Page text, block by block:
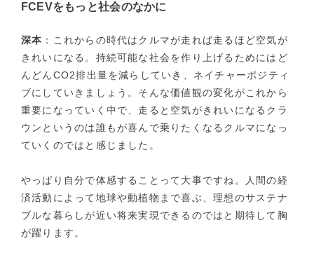
FCEVをもっと社会のなかに
深本 ：これからの時代はクルマが走れば走るほど空気が
きれいになる。持続可能な社会を作り上げるためにはど
んどんCO2排出量を減らしていき、ネイチャーポジティ
ブにしていきましょう。そんな価値観の変化がこれから
重要になっていく中で、走ると空気がきれいになるクラ
ウンというのは誰もが喜んで乗りたくなるクルマになっ
ていくのではと感じました。
やっぱり自分で体感することって大事ですね。人間の経
済活動によって地球や動植物まで喜ぶ、理想のサステナ
ブルな暮らしが近い将来実現できるのではと期待して胸
が躍ります。